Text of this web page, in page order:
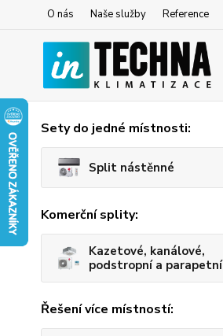
O nás Naše služby Reference
Sety do jedné místnosti:
Split nástěnné
Komerční splity:
Kazetové, kanálové,
podstropní a parapetní
Řešení více místností: